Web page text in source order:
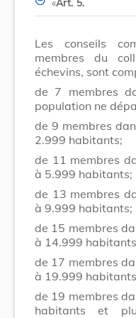
Les conseils
membres du
échevins, sont
de 7 membres
population ne
de 9 membres
2.999 habitants;
de 11 membres
à 5.999 habitants;
de 13 membres
à 9.999 habitants;
de 15 membres
à 14.999
de 17 membres
à 19.999
de 19 membres
habitants et